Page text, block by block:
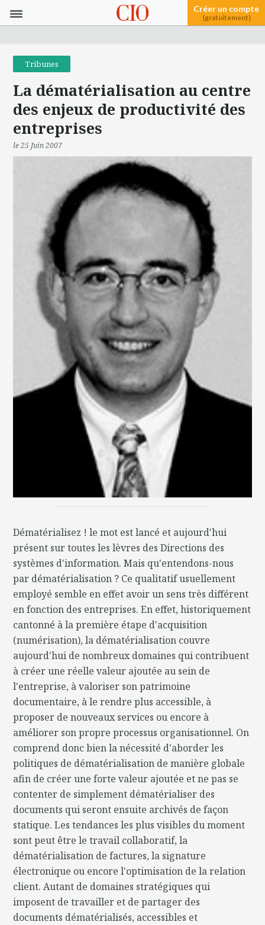
Créer un compte
(gratuitement)
Tribunes
La dématérialisation au centre
des enjeux de productivité des
entreprises
le 25 Juin 2007
Dématérialisez ! le mot est lancé et aujourd'hui
présent sur toutes les lèvres des Directions des
systèmes d'information. Mais qu'entendons-nous
par dématérialisation ? Ce qualitatif usuellement
employé semble en effet avoir un sens très différent
en fonction des entreprises. En effet, historiquement
cantonné à la première étape d'acquisition
(numérisation), la dématérialisation couvre
aujourd'hui de nombreux domaines qui contribuent
à créer une réelle valeur ajoutée au sein de
l'entreprise, à valoriser son patrimoine
documentaire, à le rendre plus accessible, à
proposer de nouveaux services ou encore à
améliorer son propre processus organisationnel. On
comprend donc bien la nécessité d'aborder les
politiques de dématérialisation de manière globale
afin de créer une forte valeur ajoutée et ne pas se
contenter de simplement dématérialiser des
documents qui seront ensuite archivés de façon
statique. Les tendances les plus visibles du moment
sont peut être le travail collaboratif, la
dématérialisation de factures, la signature
électronique ou encore l'optimisation de la relation
client. Autant de domaines stratégiques qui
imposent de travailler et de partager des
documents dématérialisés, accessibles et